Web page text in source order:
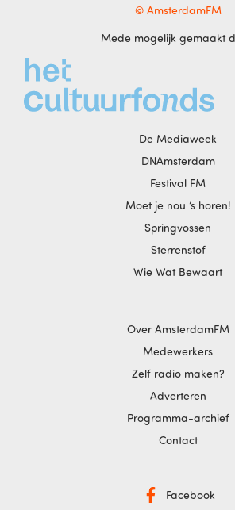
© AmsterdamFM
Mede mogelijk gemaakt
De Mediaweek
DNAmsterdam
Festival FM
Moet je nou ‘s horen!
Springvossen
Sterrenstof
Wie Wat Bewaart
Over AmsterdamFM
Medewerkers
Zelf radio maken?
Adverteren
Programma-archief
Contact
Facebook